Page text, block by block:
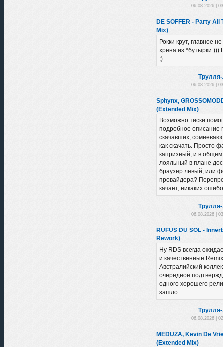
06.08.2026 |
DE SOFFER - Party All
Mix)
Рокки крут, главное
хрена из *бутырки )))
;)
06.08.2026 |
Sphynx,
(Extended Mix)
Возможно тиски
подробное описание
скачавших,
как скачать. Просто
капризный, и в общем
лояльный в плане
браузер левый, или
провайдера?
качает, никаких
06.08.2026 |
RÜFÜS DU SOL -
Rework)
Ну RDS всегда
и качественные
Австралийский
очередное
одного хорошего
зашло.
06.08.2026 |
MEDUZA, Kevin De
(Extended Mix)